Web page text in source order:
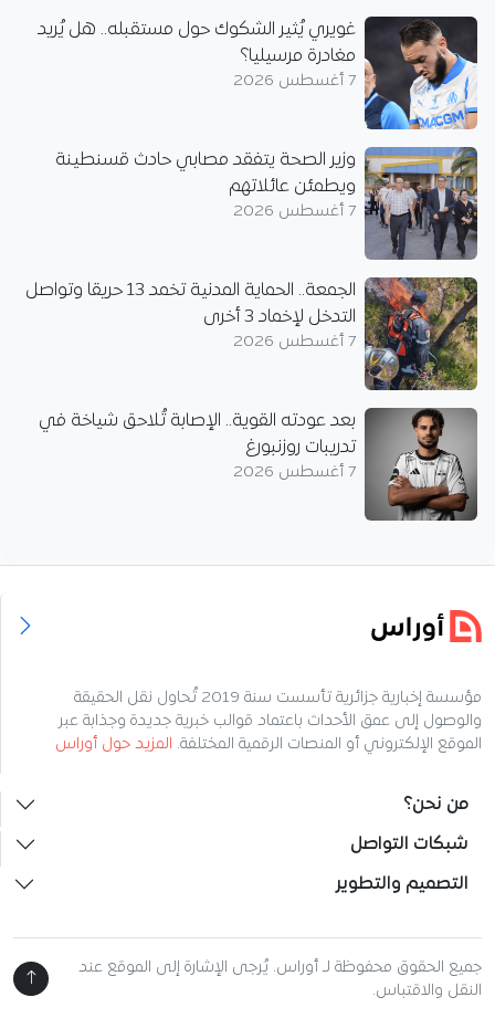
غويري يُثير الشكوك حول مستقبله.. هل يُريد
مغادرة مرسيليا؟
7 أغسطس 2026
وزير الصحة يتفقد مصابي حادث قسنطينة
ويطمئن عائلاتهم
7 أغسطس 2026
الجمعة.. الحماية المدنية تخمد 13 حريقا وتواصل
التدخل لإخماد 3 أخرى
7 أغسطس 2026
بعد عودته القوية.. الإصابة تُلاحق شياخة في
تدريبات روزنبورغ
7 أغسطس 2026
مؤسسة إخبارية جزائرية تأسست سنة 2019 تُحاول نقل الحقيقة
والوصول إلى عمق الأحداث باعتماد قوالب خبرية جديدة وجذابة عبر
الموقع الإلكتروني أو المنصات الرقمية المختلفة. المزيد حول أوراس
من نحن؟
شبكات التواصل
التصميم والتطوير
جميع الحقوق محفوظة لـ أوراس. يُرجى الإشارة إلى الموقع عند
النقل والاقتباس.